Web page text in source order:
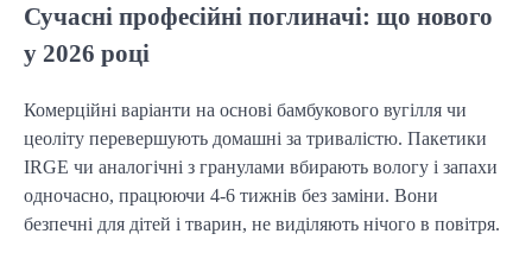
Сучасні професійні поглиначі: що нового
у 2026 році
Комерційні варіанти на основі бамбукового вугілля чи
цеоліту перевершують домашні за тривалістю. Пакетики
IRGE чи аналогічні з гранулами вбирають вологу і запахи
одночасно, працюючи 4-6 тижнів без заміни. Вони
безпечні для дітей і тварин, не виділяють нічого в повітря.